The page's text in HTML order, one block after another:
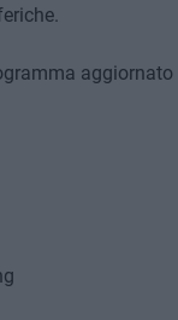
aggiornato